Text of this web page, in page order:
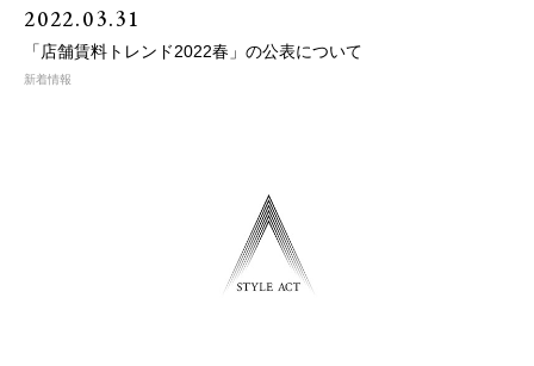
2022.03.31
「店舗賃料トレンド2022春」の公表について
新着情報